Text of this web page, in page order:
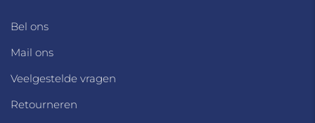
Bel ons
Mail ons
Veelgestelde vragen
Retourneren